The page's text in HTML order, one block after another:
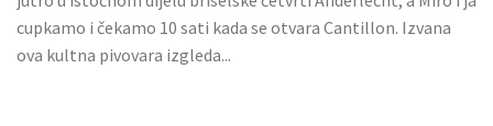
cupkamo i čekamo 10 sati kada se otvara Cantillon. Izvana
ova kultna pivovara izgleda...